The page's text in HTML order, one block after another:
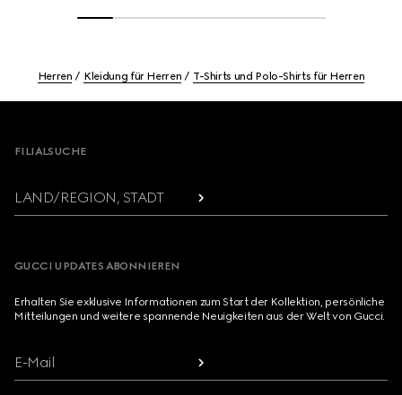
Herren Kleidung für Herren T-Shirts und Polo-Shirts für Herren
FILIALSUCHE
LAND/REGION, STADT
GUCCI UPDATES ABONNIEREN
Erhalten Sie exklusive Informationen zum Start der Kollektion, persönliche
Mitteilungen und weitere spannende Neuigkeiten aus der Welt von Gucci.
E-Mail